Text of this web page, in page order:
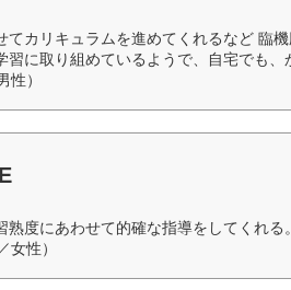
てカリキュラムを進めてくれるなど 臨機
習に取り組めているようで、自宅でも
性）
熟度にあわせて的確な指導をしてくれ
女性）